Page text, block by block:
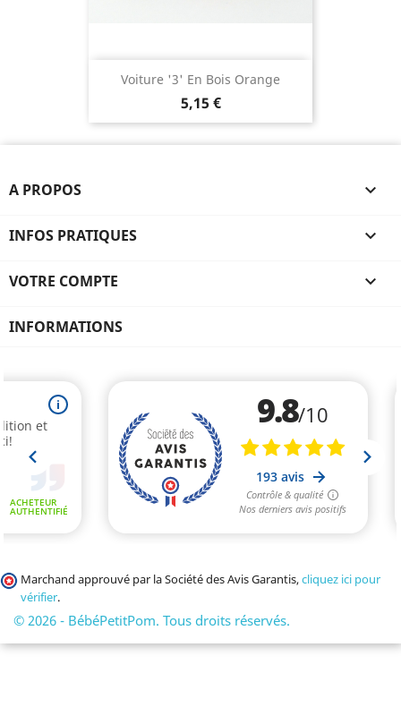
Voiture '3' En Bois Orange
5,15 €
A PROPOS 
INFOS PRATIQUES 
VOTRE COMPTE 
INFORMATIONS
Marchand approuvé par la Société des Avis Garantis,cliquez ici pour
vérifier.
© 2026 - BébéPetitPom. Tous droits réservés.